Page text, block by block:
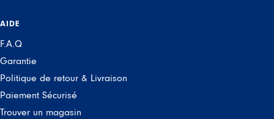
AIDE
F.A.Q
Garantie
Politique de retour & Livraison
Paiement Sécurisé
Trouver un magasin